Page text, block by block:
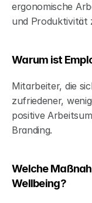
ergonomische
und Produktivität
Warum ist
Mitarbeiter, die
zufriedener,
positive
Branding.
Welche
Wellbeing?